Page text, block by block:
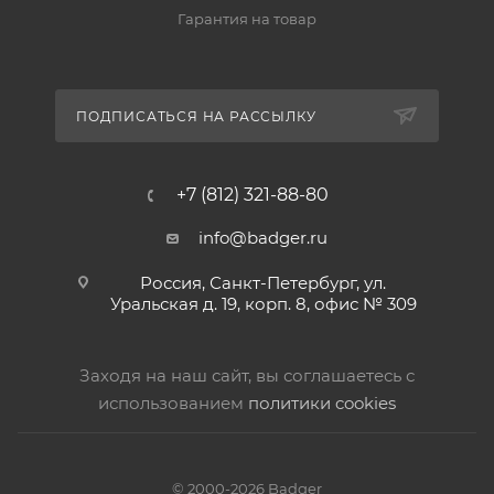
Гарантия на товар
ПОДПИСАТЬСЯ НА РАССЫЛКУ
+7 (812) 321-88-80
info@badger.ru
Россия, Санкт-Петербург, ул.
Уральская д. 19, корп. 8, офис № 309
Заходя на наш сайт, вы соглашаетесь с
использованием политики cookies
© 2000-2026 Badger